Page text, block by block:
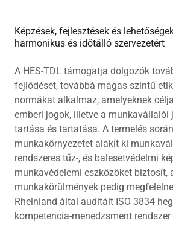
Képzések, fejlesztések és
harmonikus és időtálló szervezetért
A HES-TDL támogatja dolgozók
fejlődését, továbbá magas szintű
normákat alkalmaz, amelyeknek
emberi jogok, illetve a munkavállalói
tartása és tartatása. A termelés
munkakörnyezetet alakít ki
rendszeres tűz-, és balesetvédelmi
munkavédelemi eszközöket biztosít,
munkakörülmények pedig
Rheinland által auditált ISO 3834
kompetencia-menedzsment